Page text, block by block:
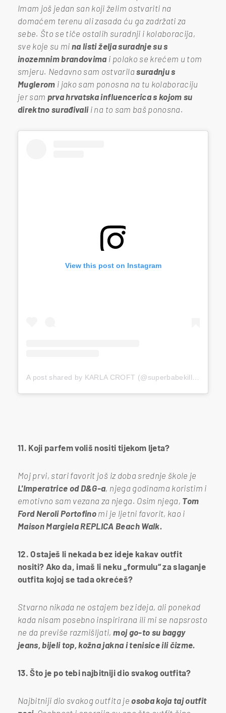
Imam još jedan san koji želim ostvariti na
domaćem terenu ali zasada ću ga zadržati za
sebe. Što se tiče ostalih suradnji i kolaboracija,
sve koje su mi na listi želja suradnje su s
inozemnim brandovima i polako se krećem u tom
smjeru. Nedavno sam ostvarila suradnju s
Muglerom i jako sam ponosna na tu kolaboraciju
jer sam prva hrvatska influencerica s kojom su
direktno surađivalii na to sam baš ponosna.
View this post on Instagram
11. Koji parfem voliš nositi tijekom ljeta?
Moj prvi, stari favorit još iz doba srednje škole je
L'Imperatrice od D&G-a, njega godinama koristim i
emotivno sam vezana za njega. Osim njega, Tom
Ford Neroli Portofino mi je ljetni favorit, kao i
Maison Margiela REPLICA Beach Walk.
12. Ostaješ li nekada bez ideje kakav outfit
nositi? Ako da, imaš li neku „formulu“ za slaganje
outfita kojoj se tada okrećeš?
Stvarno nikada ne ostajem bez ideja, ali ponekad
kada nisam posebno inspirirana ili mi se napsrosto
ne da previše razmišljati,moj go-to su baggy
jeans, bijeli top, kožna jakna i tenisice ili čizme.
13. Što je po tebi najbitniji dio svakog outfita?
Najbitniji dio svakog outfita je osoba koja taj outfit